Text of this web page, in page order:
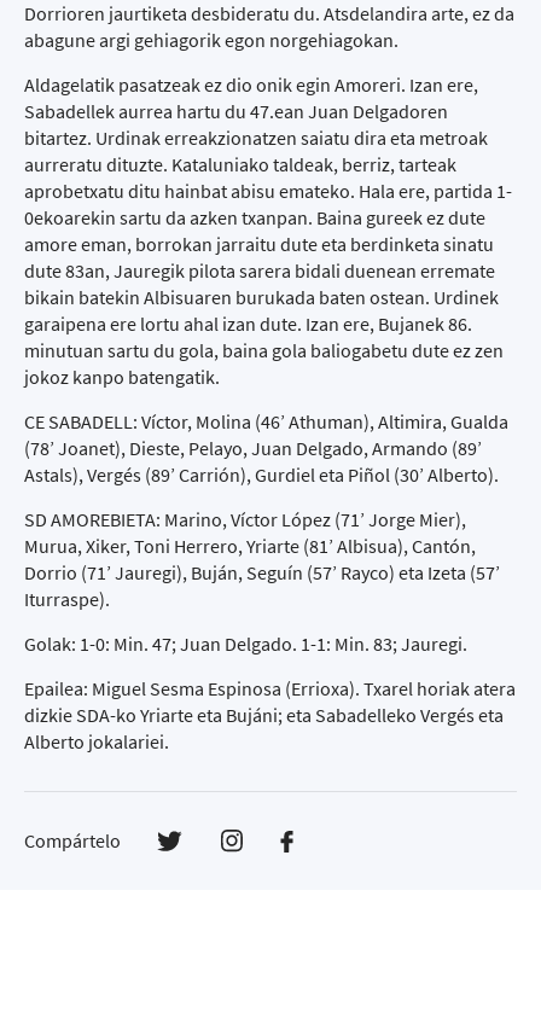
Dorrioren jaurtiketa desbideratu du. Atsdelandira arte, ez da
abagune argi gehiagorik egon norgehiagokan.
Aldagelatik pasatzeak ez dio onik egin Amoreri. Izan ere,
Sabadellek aurrea hartu du 47.ean Juan Delgadoren
bitartez. Urdinak erreakzionatzen saiatu dira eta metroak
aurreratu dituzte. Kataluniako taldeak, berriz, tarteak
aprobetxatu ditu hainbat abisu emateko. Hala ere, partida 1-
0ekoarekin sartu da azken txanpan. Baina gureek ez dute
amore eman, borrokan jarraitu dute eta berdinketa sinatu
dute 83an, Jauregik pilota sarera bidali duenean erremate
bikain batekin Albisuaren burukada baten ostean. Urdinek
garaipena ere lortu ahal izan dute. Izan ere, Bujanek 86.
minutuan sartu du gola, baina gola baliogabetu dute ez zen
jokoz kanpo batengatik.
CE SABADELL: Víctor, Molina (46’ Athuman), Altimira, Gualda
(78’ Joanet), Dieste, Pelayo, Juan Delgado, Armando (89’
Astals), Vergés (89’ Carrión), Gurdiel eta Piñol (30’ Alberto).
SD AMOREBIETA: Marino, Víctor López (71’ Jorge Mier),
Murua, Xiker, Toni Herrero, Yriarte (81’ Albisua), Cantón,
Dorrio (71’ Jauregi), Buján, Seguín (57’ Rayco) eta Izeta (57’
Iturraspe).
Golak: 1-0: Min. 47; Juan Delgado. 1-1: Min. 83; Jauregi.
Epailea: Miguel Sesma Espinosa (Errioxa). Txarel horiak atera
dizkie SDA-ko Yriarte eta Bujáni; eta Sabadelleko Vergés eta
Alberto jokalariei.
Compártelo